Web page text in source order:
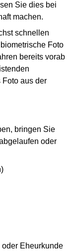
Sie dies bei
machen.
schnellen
Foto
bereits vorab
Foto aus der
bringen Sie
oder
Eheurkunde